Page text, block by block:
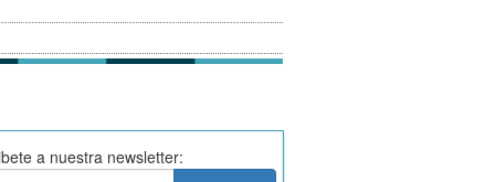
a nuestra newsletter: